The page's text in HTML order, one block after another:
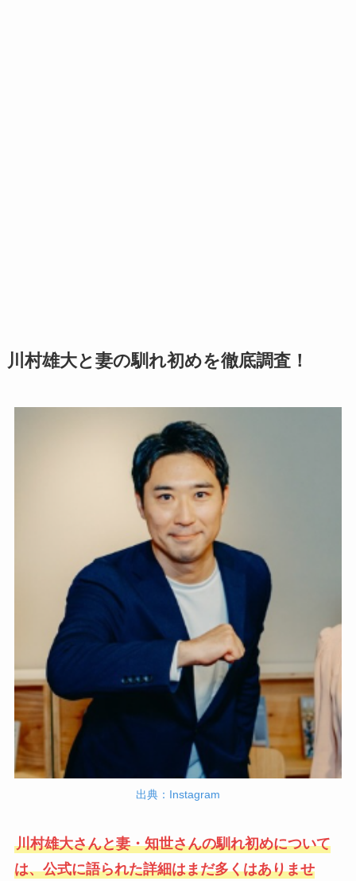
川村雄大と妻の馴れ初めを徹底調査！
出典：Instagram
川村雄大さんと妻・知世さんの馴れ初めについて
は、公式に語られた詳細はまだ多くはありませ